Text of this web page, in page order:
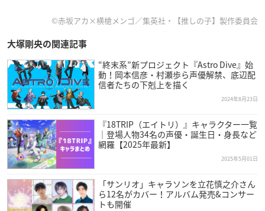
©赤坂アカ×横槍メンゴ／集英社・【推しの子】製作委員会
大塚剛央の関連記事
“終末系”新プロジェクト『Astro Dive』始
動！岡本信彦・村瀬歩ら声優解禁、底辺配
信者たちの下剋上を描く
2024年8月23日
『18TRIP（エイトリ）』キャラクター一覧
｜登場人物34名の声優・誕生日・身長など
網羅【2025年最新】
2025年5月01日
「サンリオ」キャラソンを立花慎之介さん
ら12名がカバー！アルバム発売&コンサー
トも開催